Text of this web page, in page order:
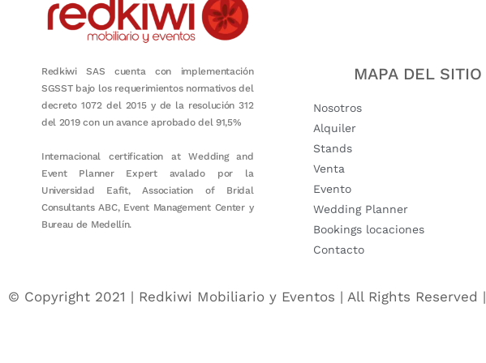
Redkiwi SAS cuenta con implementación
SGSST bajo los requerimientos normativos del
decreto 1072 del 2015 y de la resolución 312
del 2019 con un avance aprobado del 91,5%
Internacional certification at Wedding and
Event Planner Expert avalado por la
Universidad Eafit, Association of Bridal
Consultants ABC, Event Management Center y
Bureau de Medellín.
MAPA DEL SITIO
Nosotros
Alquiler
Stands
Venta
Evento
Wedding Planner
Bookings locaciones
Contacto
© Copyright 2021 | Redkiwi Mobiliario y Eventos | All Rights Reserved |